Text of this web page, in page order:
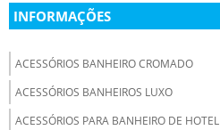
INFORMAÇÕES
ACESSÓRIOS BANHEIRO CROMADO
ACESSÓRIOS BANHEIROS LUXO
ACESSÓRIOS PARA BANHEIRO DE HOTEL